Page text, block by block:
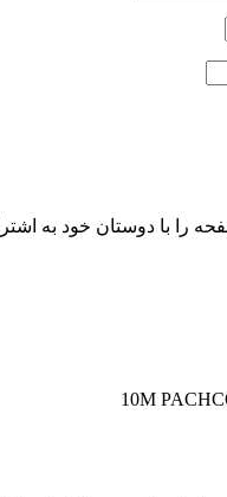
را با دوستان خود به